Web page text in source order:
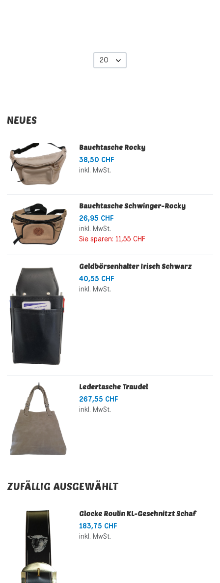
20
NEUES
Bauchtasche Rocky
38,50 CHF
inkl. MwSt.
Bauchtasche Schwinger-Rocky
26,95 CHF
inkl. MwSt.
Sie sparen: 11,55 CHF
Geldbörsenhalter Irisch Schwarz
40,55 CHF
inkl. MwSt.
Ledertasche Traudel
267,55 CHF
inkl. MwSt.
ZUFÄLLIG AUSGEWÄHLT
Glocke Roulin KL-Geschnitzt Schaf
183,75 CHF
inkl. MwSt.